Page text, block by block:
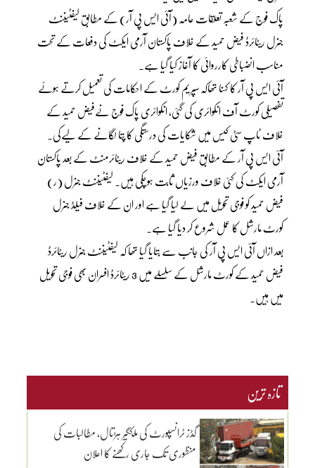
پاک فوج کے شعبہ تعلقات عامہ (آئی ایس پی آر) کے مطابق لیفٹیننٹ
جنرل ریٹائرڈ فیض حمید کے خلاف پاکستان آرمی ایکٹ کی دفعات کے تحت
مناسب انضباطی کارروائی کا آغاز کیا گیا ہے۔
آئی ایس پی آر کا کہنا تھاکہ سپریم کورٹ کے احکامات کی تعمیل کرتے ہوئے
تفصیلی کورٹ آف انکوائری کی گئی، انکوائری پاک فوج نےفیض حمید کے
خلاف ٹاپ سٹی کیس میں شکایات کی درستگی کا پتا لگانے کے لیےکی۔
آئی ایس پی آر کے مطابق فیض حمید کے خلاف ریٹائرمنٹ کے بعد پاکستان
آرمی ایکٹ کی کئی خلاف ورزیاں ثابت ہوچکی ہیں۔ لیفٹیننٹ جنرل (ر)
فیض حمید کو فوجی تحویل میں لے لیا گیا ہے اور ان کے خلاف فیلڈ جنرل
کورٹ مارشل کا عمل شروع کر دیا گیا ہے۔
بعد ازاں آئی ایس پی آر کی جانب سے بتایا گیا تھا کہ لیفٹیننٹ جنرل ریٹائرڈ
فیض حمید کے کورٹ مارشل کے سلسلے میں 3 ریٹائرڈ افسران بھی فوجی تحویل
میں ہیں۔
تازہ ترین
گڈز ٹرانسپورٹ کی ملکگیر ہڑتال، مطالبات کی
منظوری تک جاری رکھنے کا اعلان